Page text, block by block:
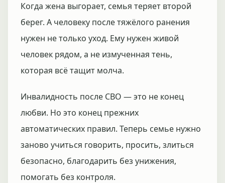
Когда жена выгорает, семья теряет второй
берег. А человеку после тяжёлого ранения
нужен не только уход. Ему нужен живой
человек рядом, а не измученная тень,
которая всё тащит молча.
Инвалидность после СВО — это не конец
любви. Но это конец прежних
автоматических правил. Теперь семье нужно
заново учиться говорить, просить, злиться
безопасно, благодарить без унижения,
помогать без контроля.